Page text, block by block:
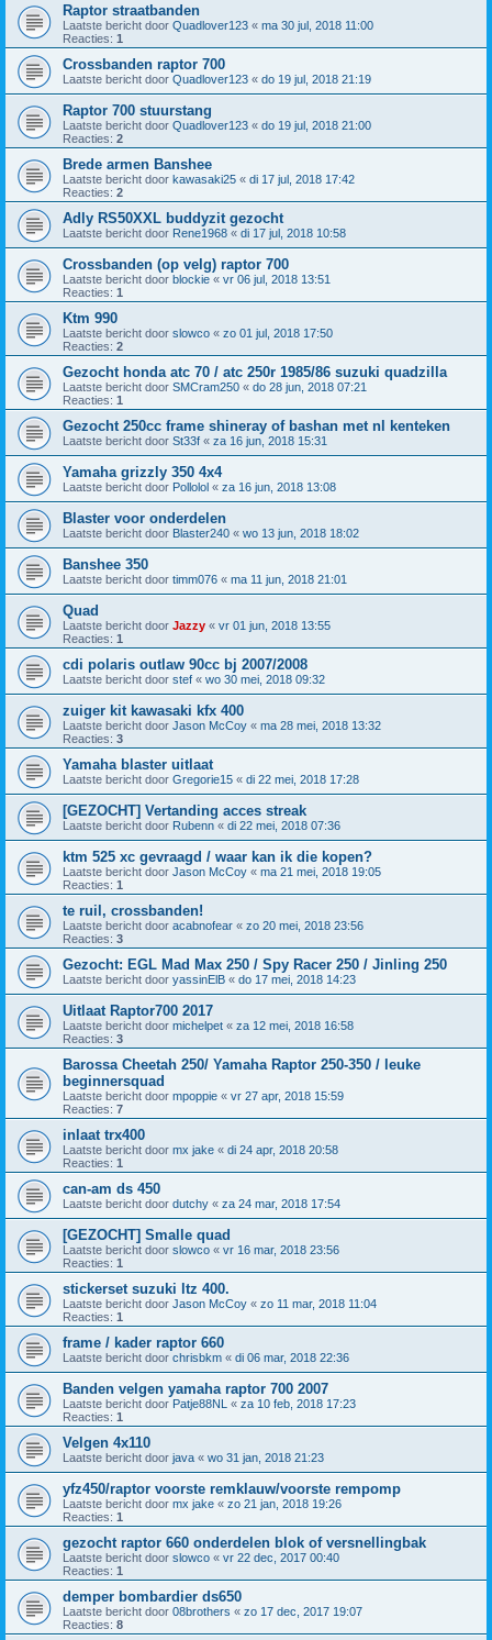
Raptor straatbanden
Laatste bericht door Quadlover123 « ma 30 jul, 2018 11:00
Reacties: 1
Crossbanden raptor 700
Laatste bericht door Quadlover123 « do 19 jul, 2018 21:19
Raptor 700 stuurstang
Laatste bericht door Quadlover123 « do 19 jul, 2018 21:00
Reacties: 2
Brede armen Banshee
Laatste bericht door kawasaki25 « di 17 jul, 2018 17:42
Reacties: 2
Adly RS50XXL buddyzit gezocht
Laatste bericht door Rene1968 « di 17 jul, 2018 10:58
Crossbanden (op velg) raptor 700
Laatste bericht door blockie « vr 06 jul, 2018 13:51
Reacties: 1
Ktm 990
Laatste bericht door slowco « zo 01 jul, 2018 17:50
Reacties: 2
Gezocht honda atc 70 / atc 250r 1985/86 suzuki quadzilla
Laatste bericht door SMCram250 « do 28 jun, 2018 07:21
Reacties: 1
Gezocht 250cc frame shineray of bashan met nl kenteken
Laatste bericht door St33f « za 16 jun, 2018 15:31
Yamaha grizzly 350 4x4
Laatste bericht door Pollolol « za 16 jun, 2018 13:08
Blaster voor onderdelen
Laatste bericht door Blaster240 « wo 13 jun, 2018 18:02
Banshee 350
Laatste bericht door timm076 « ma 11 jun, 2018 21:01
Quad
Laatste bericht door Jazzy « vr 01 jun, 2018 13:55
Reacties: 1
cdi polaris outlaw 90cc bj 2007/2008
Laatste bericht door stef « wo 30 mei, 2018 09:32
zuiger kit kawasaki kfx 400
Laatste bericht door Jason McCoy « ma 28 mei, 2018 13:32
Reacties: 3
Yamaha blaster uitlaat
Laatste bericht door Gregorie15 « di 22 mei, 2018 17:28
[GEZOCHT] Vertanding acces streak
Laatste bericht door Rubenn « di 22 mei, 2018 07:36
ktm 525 xc gevraagd / waar kan ik die kopen?
Laatste bericht door Jason McCoy « ma 21 mei, 2018 19:05
Reacties: 1
te ruil, crossbanden!
Laatste bericht door acabnofear « zo 20 mei, 2018 23:56
Reacties: 3
Gezocht: EGL Mad Max 250 / Spy Racer 250 / Jinling 250
Laatste bericht door yassinElB « do 17 mei, 2018 14:23
Uitlaat Raptor700 2017
Laatste bericht door michelpet « za 12 mei, 2018 16:58
Reacties: 3
Barossa Cheetah 250/ Yamaha Raptor 250-350 / leuke
beginnersquad
Laatste bericht door mpoppie « vr 27 apr, 2018 15:59
Reacties: 7
inlaat trx400
Laatste bericht door mx jake « di 24 apr, 2018 20:58
Reacties: 1
can-am ds 450
Laatste bericht door dutchy « za 24 mar, 2018 17:54
[GEZOCHT] Smalle quad
Laatste bericht door slowco « vr 16 mar, 2018 23:56
Reacties: 1
stickerset suzuki ltz 400.
Laatste bericht door Jason McCoy « zo 11 mar, 2018 11:04
Reacties: 1
frame / kader raptor 660
Laatste bericht door chrisbkm « di 06 mar, 2018 22:36
Banden velgen yamaha raptor 700 2007
Laatste bericht door Patje88NL « za 10 feb, 2018 17:23
Reacties: 1
Velgen 4x110
Laatste bericht door java « wo 31 jan, 2018 21:23
yfz450/raptor voorste remklauw/voorste rempomp
Laatste bericht door mx jake « zo 21 jan, 2018 19:26
Reacties: 1
gezocht raptor 660 onderdelen blok of versnellingbak
Laatste bericht door slowco « vr 22 dec, 2017 00:40
Reacties: 1
demper bombardier ds650
Laatste bericht door 08brothers « zo 17 dec, 2017 19:07
Reacties: 8